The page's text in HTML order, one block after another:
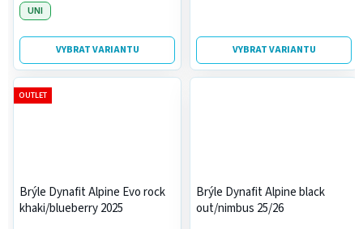
VYBRAT VARIANTU
UNI
VYBRAT VARIANTU
Brýle Dynafit Alpine Evo rock
khaki/blueberry 2025
OUTLET
Brýle Dynafit Alpine black
out/nimbus 25/26